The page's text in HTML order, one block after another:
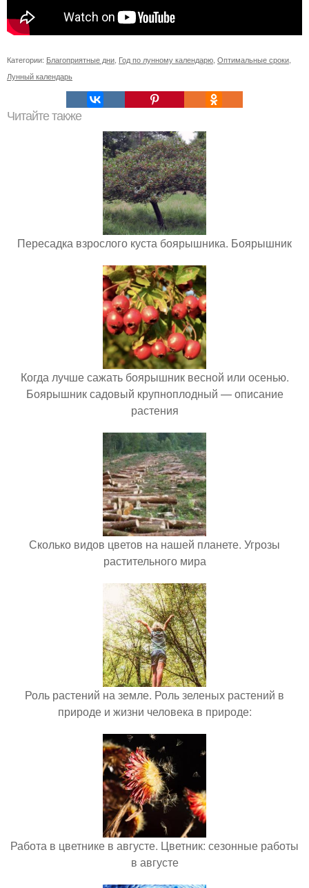
Категории: Благоприятные дни Год по лунному календарю Оптимальные сроки
Лунный календарь
Читайте также
Пересадка взрослого куста боярышника. Боярышник
Когда лучше сажать боярышник весной или осенью.
Боярышник садовый крупноплодный — описание
растения
Сколько видов цветов на нашей планете. Угрозы
растительного мира
Роль растений на земле. Роль зеленых растений в
природе и жизни человека в природе:
Работа в цветнике в августе. Цветник: сезонные работы
в августе